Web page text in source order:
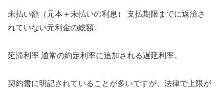
未払い額（元本＋未払いの利息） 支払期限までに返済さ
れていない元利金の総額。
延滞利率 通常の約定利率に追加される遅延利率。
契約書に明記されていることが多いですが、法律で上限が